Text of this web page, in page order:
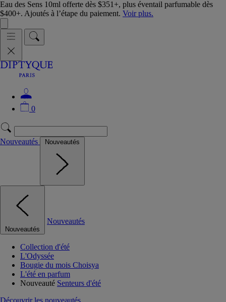
Eau des Sens 10ml offerte dès $351+, plus éventail parfumable dès
$400+. Ajoutés à l’étape du paiement. Voir plus.
0
Nouveautés Nouveautés
Nouveautés
Nouveautés
Collection d'été
L'Odyssée
Bougie du mois Choisya
L'été en parfum
Nouveauté Senteurs d'été
Découvrir les nouveautés